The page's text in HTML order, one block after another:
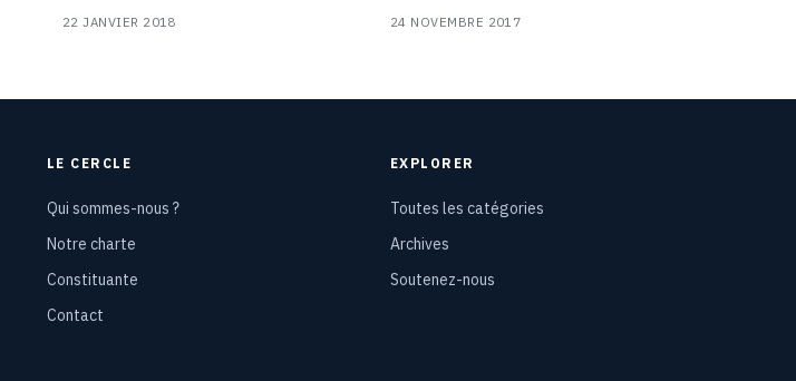
22 JANVIER 2018 24 NOVEMBRE 2017
LE CERCLE
Qui sommes-nous ?
Notre charte
Constituante
Contact
EXPLORER
Toutes les catégories
Archives
Soutenez-nous